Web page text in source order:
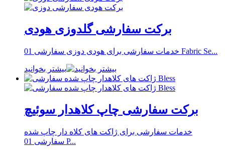
برکت سفارشی گلدوزی هودی
خدمات سفارشی برای هودی دوزی سفارشی 01 Fabric Se...
بیشتر بخوانید
برکت سفارشی چاپ کلاهدار سوئیچ
خدمات سفارشی برای ژاکت های کلاه دار چاپ شده
سفارشی 01 P...